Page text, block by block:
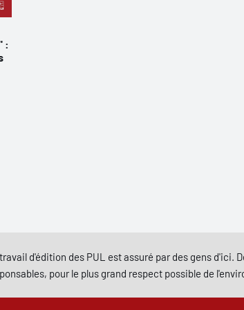
:
d'édition des PUL est assuré par des gens d'ici.
pour le plus grand respect possible de